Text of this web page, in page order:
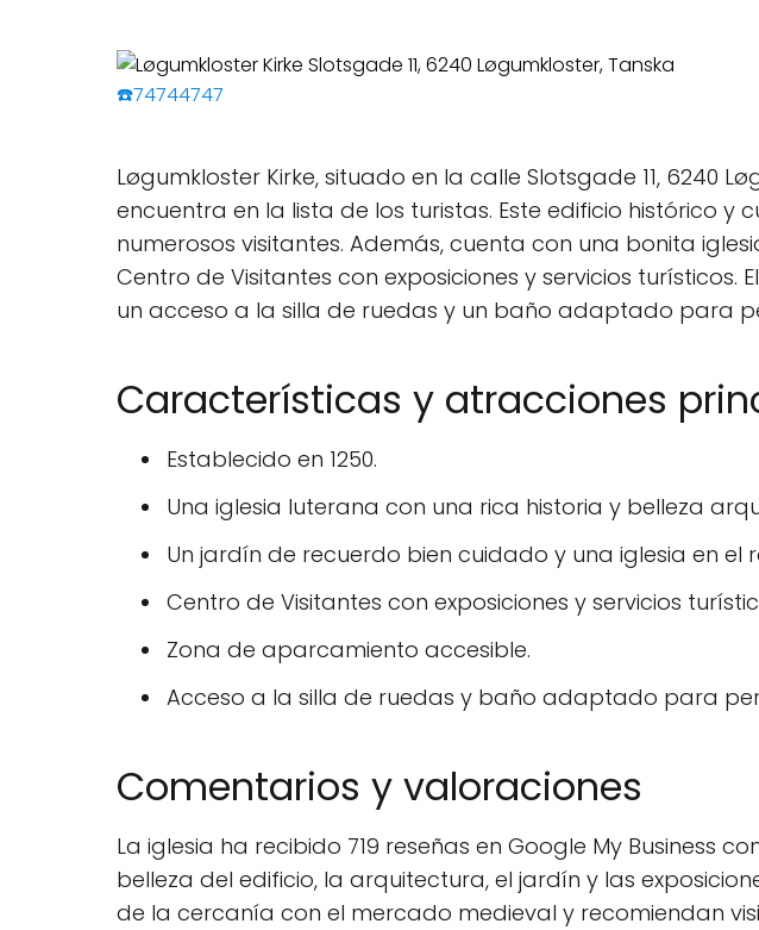
☎️74744747
Løgumkloster Kirke, situado en la calle Slotsgade 11, 6240
encuentra en la lista de los turistas. Este edificio histórico
numerosos visitantes. Además, cuenta con una bonita
Centro de Visitantes con exposiciones y servicios
un acceso a la silla de ruedas y un baño adaptado para
Características y atracciones
Establecido en 1250.
Una iglesia luterana con una rica historia y belleza
Un jardín de recuerdo bien cuidado y una iglesia en el
Centro de Visitantes con exposiciones y servicios
Zona de aparcamiento accesible.
Acceso a la silla de ruedas y baño adaptado para
Comentarios y valoraciones
La iglesia ha recibido 719 reseñas en Google My Business
belleza del edificio, la arquitectura, el jardín y las
de la cercanía con el mercado medieval y recomiendan